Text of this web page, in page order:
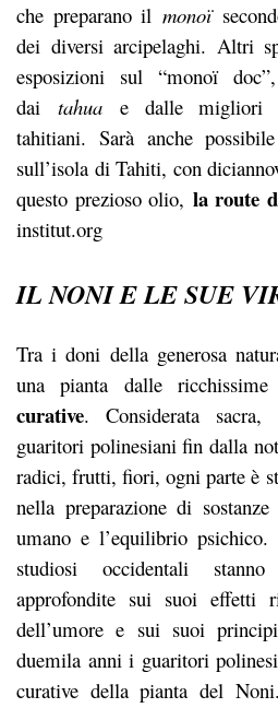
che preparano ilmonoï
dei diversi arcipelaghi. Altri
esposizioni sul “monoï
dai tahuae dalle migliori
tahitiani. Sarà anche
sull’isola di Tahiti, con
questo prezioso olio, la route
institut.org
IL NONI E LE SUE
Tra i doni della generosa
una pianta dalle ricchissime
curative. Considerata
guaritori polinesiani fin dalla
radici, frutti, fiori, ogni parte è
nella preparazione di
umano e l’equilibrio
studiosi occidentali
approfondite sui suoi effetti
dell’umore e sui suoi
duemila anni i guaritori
curative della pianta del